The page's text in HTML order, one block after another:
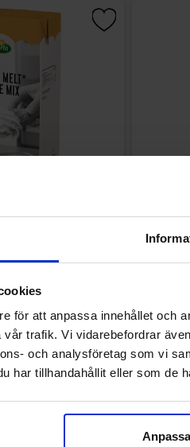
för att anpassa innehållet och
trafik. Vi vidarebefordrar
och analysföretag som vi
har tillhandahållit eller som de